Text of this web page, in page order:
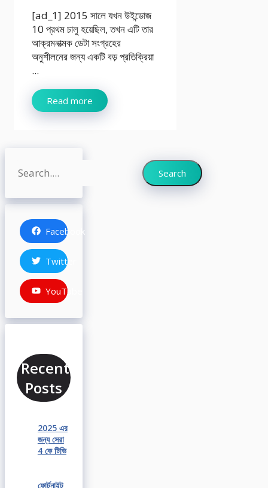
[ad_1] 2015 সালে যখন উইন্ডোজ
10 প্রথম চালু হয়েছিল, তখন এটি তার
আক্রমনাত্মক ডেটা সংগ্রহের
অনুশীলনের জন্য একটি বড় প্রতিক্রিয়া
...
Read more
Search Search
Facebook
Twitter
YouTube
Recent
Posts
2025 এর
জন্য সেরা
4 কে টিভি
ফোর্টনাইট